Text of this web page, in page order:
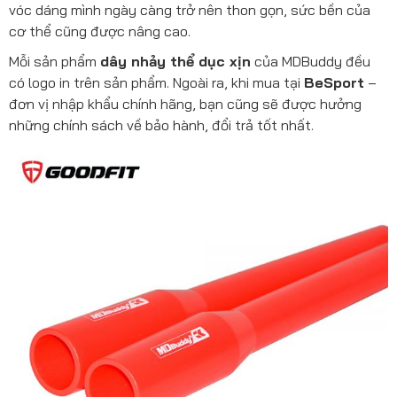
vóc dáng mình ngày càng trở nên thon gọn, sức bền của
cơ thể cũng được nâng cao.
Mỗi sản phẩm dây nhảy thể dục xịn của MDBuddy đều
có logo in trên sản phẩm. Ngoài ra, khi mua tại BeSport –
đơn vị nhập khẩu chính hãng, bạn cũng sẽ được hưởng
những chính sách về bảo hành, đổi trả tốt nhất.